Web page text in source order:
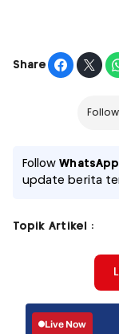
Share
Follow
update berita
Topik Artikel :
Live Now